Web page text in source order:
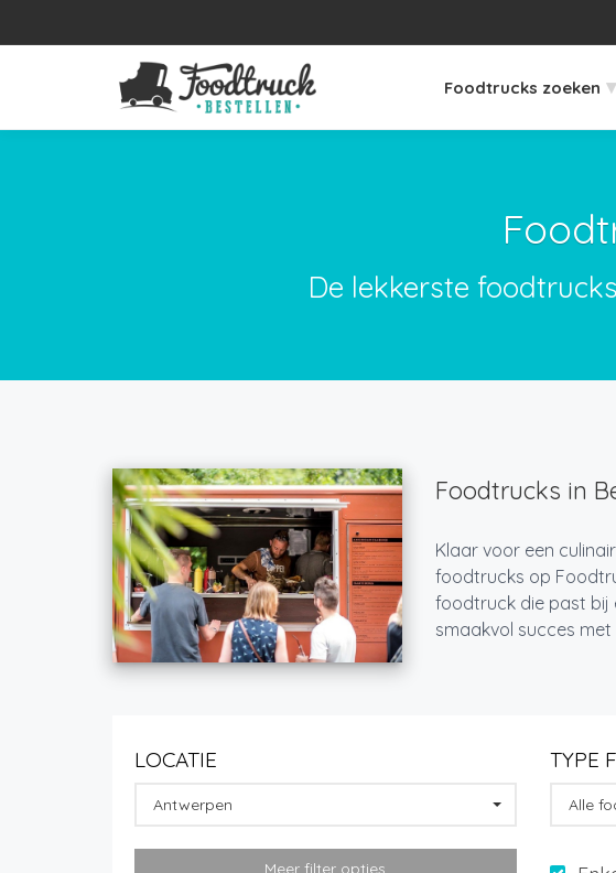
Foodtrucks zoeken ▾
De lekkerste
Foodtrucks in
Klaar voor een
foodtrucks op
foodtruck die past bij
smaakvol succes met
LOCATIE
Antwerpen
TYPE
Alle
Meer filter opties